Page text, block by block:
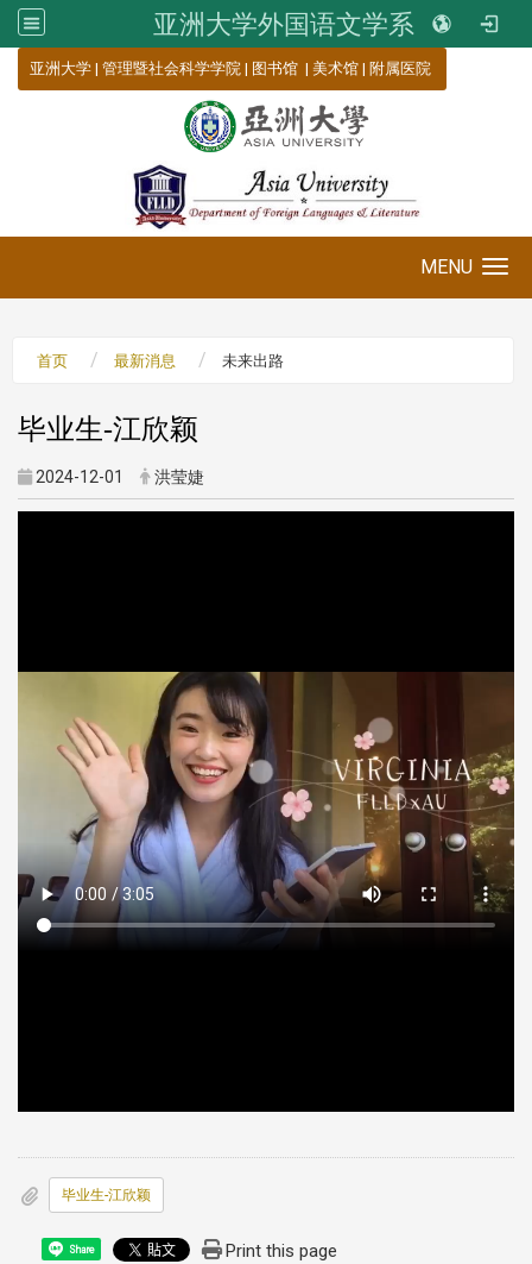
亚洲大学外国语文学系
亚洲大学 | 管理暨社会科学学院 | 图书馆 | 美术馆 | 附属医院
MENU
首页 最新消息 未来出路
毕业生-江欣颖
2024-12-01 洪莹婕
毕业生-江欣颖
Share Print this page